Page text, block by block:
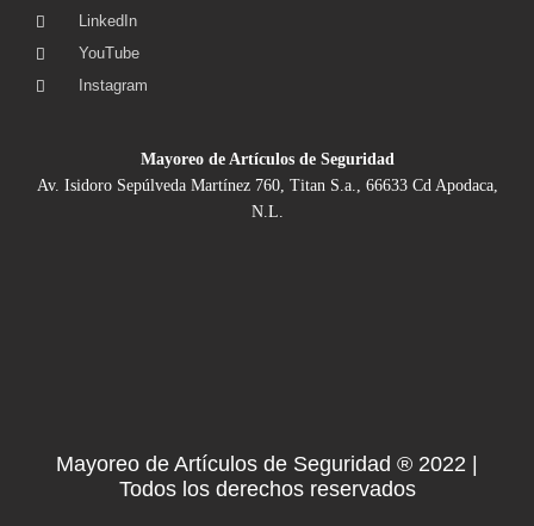
LinkedIn
YouTube
Instagram
Mayoreo de Artículos de Seguridad
Av. Isidoro Sepúlveda Martínez 760, Titan S.a., 66633 Cd Apodaca,
N.L.
Mayoreo de Artículos de Seguridad ® 2022 |
Todos los derechos reservados